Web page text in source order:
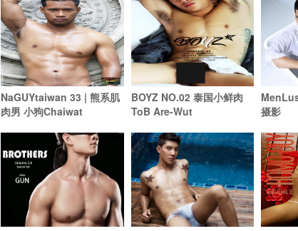
NaGUYtaiwan 33 | 熊系肌
肉男 小狗Chaiwat
BOYZ NO.02 泰国小鲜肉
ToB Are-Wut
摄影